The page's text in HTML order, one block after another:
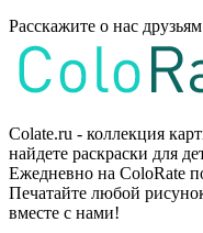
Расскажите о нас
Colate.ru - коллекция
найдете раскраски для
Ежедневно на ColoRate
Печатайте любой
вместе с нами!